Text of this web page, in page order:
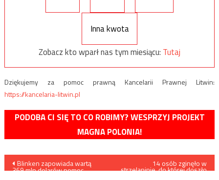
Inna kwota
Zobacz kto wparł nas tym miesiącu: Tutaj
Dziękujemy za pomoc prawną Kancelarii Prawnej Litwin:
https://kancelaria-litwin.pl
PODOBA CI SIĘ TO CO ROBIMY? WESPRZYJ PROJEKT
MAGNA POLONIA!
Nawigacja
Blinken zapowiada wartą
369 mln dolarów pomoc
14 osób zginęło w
strzelaninie, do której doszło